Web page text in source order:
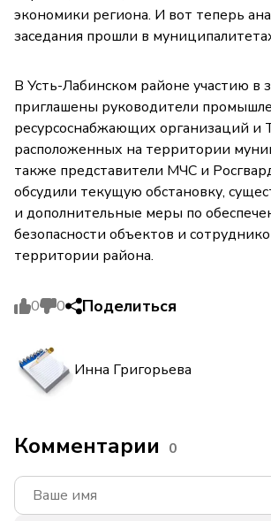
экономики региона. И вот теперь
заседания прошли в
В Усть-Лабинском районе участию в
приглашены руководители
ресурсоснабжающих организаций и
расположенных на территории
также представители МЧС и
обсудили текущую обстановку,
и дополнительные меры по
безопасности объектов и
территории района.
0 0 Поделиться
Инна Григорьева
Комментарии 0